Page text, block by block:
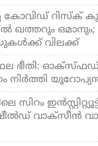
കോവിഡ് റിസ്‌ക്
ഖത്തറും ഒമാനും;
വിലക്ക്
ഭീതി:
നിര്‍ത്തി
സിറം
വാക്സീന്‍